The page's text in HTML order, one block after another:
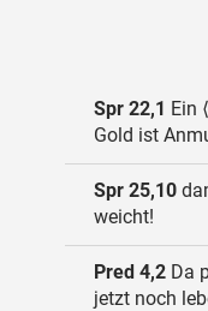
Spr 22,1 Ein
Gold ist
Spr 25,10
weicht!
Pred 4,2 Da
jetzt noch